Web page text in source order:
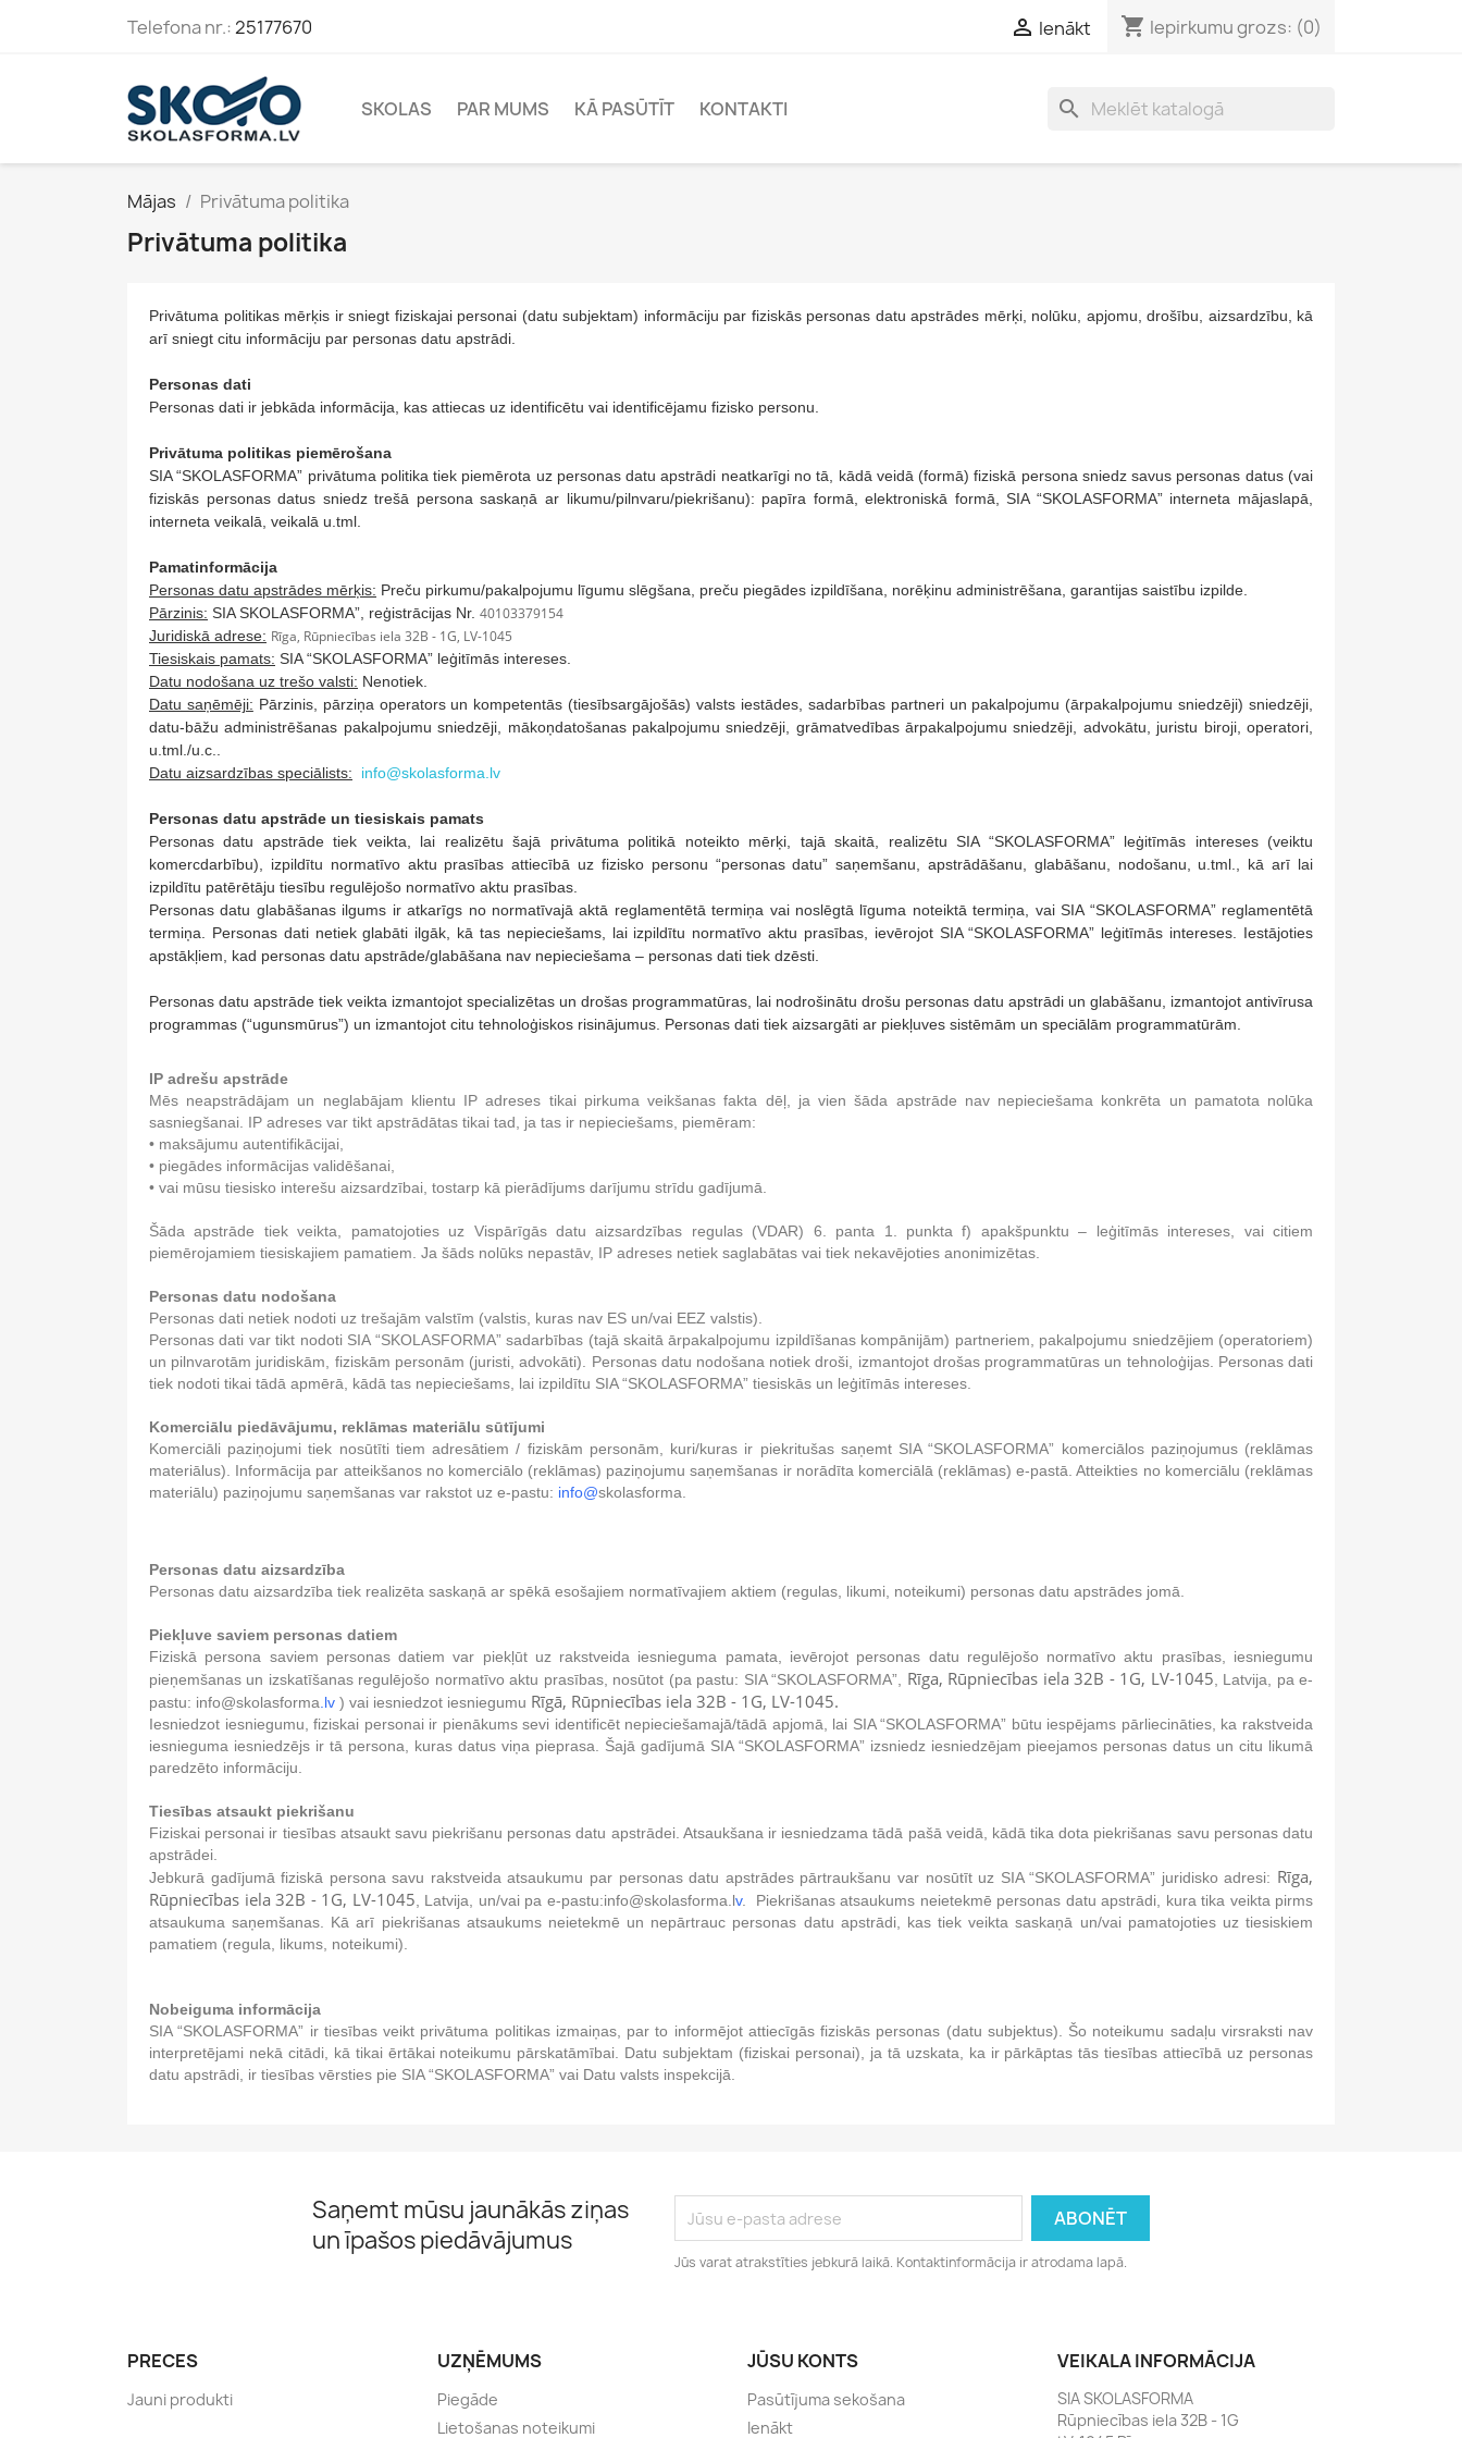
Telefona nr.:25177670  Ienākt shopping_cart Iepirkumu grozs: (0)
SKOLAS PAR MUMS KĀ PASŪTĪT KONTAKTI search
Mājas Privātuma politika
Privātuma politika
Privātuma politikas mērķis ir sniegt fiziskajai personai (datu subjektam) informāciju par fiziskās personas datu apstrādes mērķi, nolūku, apjomu, drošību, aizsardzību, kā
arī sniegt citu informāciju par personas datu apstrādi.
Personas dati
Personas dati ir jebkāda informācija, kas attiecas uz identificētu vai identificējamu fizisko personu.
Privātuma politikas piemērošana
SIA “SKOLASFORMA” privātuma politika tiek piemērota uz personas datu apstrādi neatkarīgi no tā, kādā veidā (formā) fiziskā persona sniedz savus personas datus (vai
fiziskās personas datus sniedz trešā persona saskaņā ar likumu/pilnvaru/piekrišanu): papīra formā, elektroniskā formā, SIA “SKOLASFORMA” interneta mājaslapā,
interneta veikalā, veikalā u.tml.
Pamatinformācija
Personas datu apstrādes mērķis: Preču pirkumu/pakalpojumu līgumu slēgšana, preču piegādes izpildīšana, norēķinu administrēšana, garantijas saistību izpilde.
Pārzinis: SIA SKOLASFORMA”, reģistrācijas Nr. 40103379154
Juridiskā adrese: Rīga, Rūpniecības iela 32B - 1G, LV-1045
Tiesiskais pamats: SIA “SKOLASFORMA” leģitīmās intereses.
Datu nodošana uz trešo valsti: Nenotiek.
Datu saņēmēji: Pārzinis, pārziņa operators un kompetentās (tiesībsargājošās) valsts iestādes, sadarbības partneri un pakalpojumu (ārpakalpojumu sniedzēji) sniedzēji,
datu-bāžu administrēšanas pakalpojumu sniedzēji, mākoņdatošanas pakalpojumu sniedzēji, grāmatvedības ārpakalpojumu sniedzēji, advokātu, juristu biroji, operatori,
u.tml./u.c..
Datu aizsardzības speciālists:
info@skolasforma.lv
Personas datu apstrāde un tiesiskais pamats
Personas datu apstrāde tiek veikta, lai realizētu šajā privātuma politikā noteikto mērķi, tajā skaitā, realizētu SIA “SKOLASFORMA” leģitīmās intereses (veiktu
komercdarbību), izpildītu normatīvo aktu prasības attiecībā uz fizisko personu “personas datu” saņemšanu, apstrādāšanu, glabāšanu, nodošanu, u.tml., kā arī lai
izpildītu patērētāju tiesību regulējošo normatīvo aktu prasības.
Personas datu glabāšanas ilgums ir atkarīgs no normatīvajā aktā reglamentētā termiņa vai noslēgtā līguma noteiktā termiņa, vai SIA “SKOLASFORMA” reglamentētā
termiņa. Personas dati netiek glabāti ilgāk, kā tas nepieciešams, lai izpildītu normatīvo aktu prasības, ievērojot SIA “SKOLASFORMA” leģitīmās intereses. Iestājoties
apstākļiem, kad personas datu apstrāde/glabāšana nav nepieciešama – personas dati tiek dzēsti.
Personas datu apstrāde tiek veikta izmantojot specializētas un drošas programmatūras, lai nodrošinātu drošu personas datu apstrādi un glabāšanu, izmantojot antivīrusa
programmas (“ugunsmūrus”) un izmantojot citu tehnoloģiskos risinājumus. Personas dati tiek aizsargāti ar piekļuves sistēmām un speciālām programmatūrām.
IP adrešu apstrāde
Mēs neapstrādājam un neglabājam klientu IP adreses tikai pirkuma veikšanas fakta dēļ, ja vien šāda apstrāde nav nepieciešama konkrēta un pamatota nolūka
sasniegšanai. IP adreses var tikt apstrādātas tikai tad, ja tas ir nepieciešams, piemēram:
• maksājumu autentifikācijai,
• piegādes informācijas validēšanai,
• vai mūsu tiesisko interešu aizsardzībai, tostarp kā pierādījums darījumu strīdu gadījumā.
Šāda apstrāde tiek veikta, pamatojoties uz Vispārīgās datu aizsardzības regulas (VDAR) 6. panta 1. punkta f) apakšpunktu – leģitīmās intereses, vai citiem
piemērojamiem tiesiskajiem pamatiem. Ja šāds nolūks nepastāv, IP adreses netiek saglabātas vai tiek nekavējoties anonimizētas.
Personas datu nodošana
Personas dati netiek nodoti uz trešajām valstīm (valstis, kuras nav ES un/vai EEZ valstis).
Personas dati var tikt nodoti SIA “SKOLASFORMA” sadarbības (tajā skaitā ārpakalpojumu izpildīšanas kompānijām) partneriem, pakalpojumu sniedzējiem (operatoriem)
un pilnvarotām juridiskām, fiziskām personām (juristi, advokāti). Personas datu nodošana notiek droši, izmantojot drošas programmatūras un tehnoloģijas. Personas dati
tiek nodoti tikai tādā apmērā, kādā tas nepieciešams, lai izpildītu SIA “SKOLASFORMA” tiesiskās un leģitīmās intereses.
Komerciālu piedāvājumu, reklāmas materiālu sūtījumi
Komerciāli paziņojumi tiek nosūtīti tiem adresātiem / fiziskām personām, kuri/kuras ir piekritušas saņemt SIA “SKOLASFORMA” komerciālos paziņojumus (reklāmas
materiālus). Informācija par atteikšanos no komerciālo (reklāmas) paziņojumu saņemšanas ir norādīta komerciālā (reklāmas) e-pastā. Atteikties no komerciālu (reklāmas
materiālu) paziņojumu saņemšanas var rakstot uz e-pastu: info@skolasforma.
Personas datu aizsardzība
Personas datu aizsardzība tiek realizēta saskaņā ar spēkā esošajiem normatīvajiem aktiem (regulas, likumi, noteikumi) personas datu apstrādes jomā.
Piekļuve saviem personas datiem
Fiziskā persona saviem personas datiem var piekļūt uz rakstveida iesnieguma pamata, ievērojot personas datu regulējošo normatīvo aktu prasības, iesniegumu
pieņemšanas un izskatīšanas regulējošo normatīvo aktu prasības, nosūtot (pa pastu: SIA “SKOLASFORMA”, Rīga, Rūpniecības iela 32B - 1G, LV-1045 , Latvija, pa e-
pastu: info@skolasforma .lv ) vai iesniedzot iesniegumu Rīgā, Rūpniecības iela 32B - 1G, LV-1045.
Iesniedzot iesniegumu, fiziskai personai ir pienākums sevi identificēt nepieciešamajā/tādā apjomā, lai SIA “SKOLASFORMA” būtu iespējams pārliecināties, ka rakstveida
iesnieguma iesniedzējs ir tā persona, kuras datus viņa pieprasa. Šajā gadījumā SIA “SKOLASFORMA” izsniedz iesniedzējam pieejamos personas datus un citu likumā
paredzēto informāciju.
Tiesības atsaukt piekrišanu
Fiziskai personai ir tiesības atsaukt savu piekrišanu personas datu apstrādei. Atsaukšana ir iesniedzama tādā pašā veidā, kādā tika dota piekrišanas savu personas datu
apstrādei.
Jebkurā gadījumā fiziskā persona savu rakstveida atsaukumu par personas datu apstrādes pārtraukšanu var nosūtīt uz SIA “SKOLASFORMA” juridisko adresi: Rīga,
Rūpniecības iela 32B - 1G, LV-1045 , Latvija, un/vai pa e-pastu:info@skolasforma.lv. Piekrišanas atsaukums neietekmē personas datu apstrādi, kura tika veikta pirms
atsaukuma saņemšanas. Kā arī piekrišanas atsaukums neietekmē un nepārtrauc personas datu apstrādi, kas tiek veikta saskaņā un/vai pamatojoties uz tiesiskiem
pamatiem (regula, likums, noteikumi).
Nobeiguma informācija
SIA “SKOLASFORMA” ir tiesības veikt privātuma politikas izmaiņas, par to informējot attiecīgās fiziskās personas (datu subjektus). Šo noteikumu sadaļu virsraksti nav
interpretējami nekā citādi, kā tikai ērtākai noteikumu pārskatāmībai. Datu subjektam (fiziskai personai), ja tā uzskata, ka ir pārkāptas tās tiesības attiecībā uz personas
datu apstrādi, ir tiesības vērsties pie SIA “SKOLASFORMA” vai Datu valsts inspekcijā.
Saņemt mūsu jaunākās ziņas
un īpašos piedāvājumus
Jūs varat atrakstīties jebkurā laikā. Kontaktinformācija ir atrodama lapā.
PRECES
Jauni produkti
UZŅĒMUMS
Piegāde
Lietošanas noteikumi
JŪSU KONTS
Pasūtījuma sekošana
Ienākt
VEIKALA INFORMĀCIJA
SIA SKOLASFORMA
Rūpniecības iela 32B - 1G